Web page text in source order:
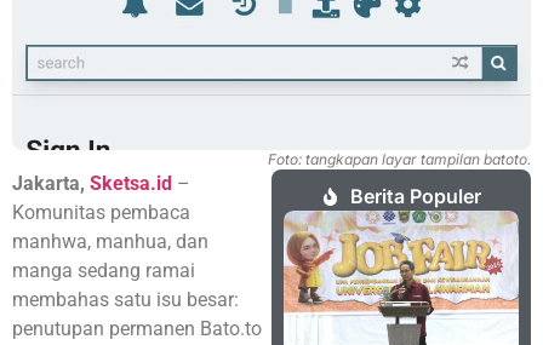
Foto: tangkapan layar tampilan batoto.
Jakarta, Sketsa.id –
Komunitas pembaca
manhwa, manhua, dan
manga sedang ramai
membahas satu isu besar:
penutupan permanen Bato.to
Berita Populer